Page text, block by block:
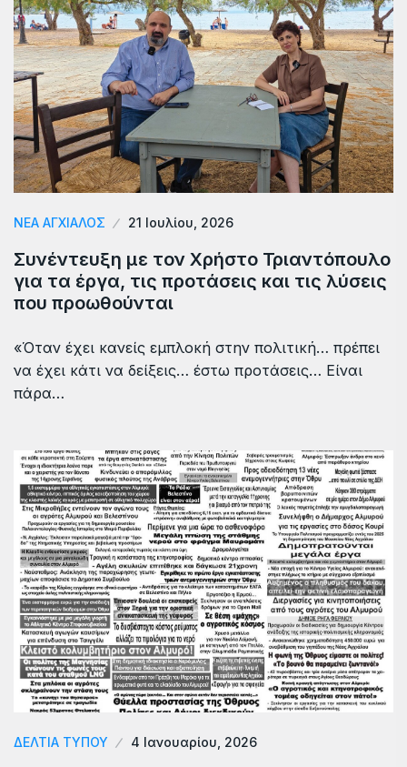
ΝΈΑ ΑΓΧΊΑΛΟΣ 21 Ιουλίου, 2026
Συνέντευξη με τον Χρήστο Τριαντόπουλο
για τα έργα, τις προτάσεις και τις λύσεις
που προωθούνται
«Όταν έχει κανείς εμπλοκή στην πολιτική… πρέπει
να έχει κάτι να δείξεις… έστω προτάσεις… Είναι
πάρα…
ΔΕΛΤΙΑ ΤΥΠΟΥ 4 Ιανουαρίου, 2026